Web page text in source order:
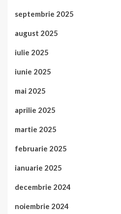
septembrie 2025
august 2025
iulie 2025
iunie 2025
mai 2025
aprilie 2025
martie 2025
februarie 2025
ianuarie 2025
decembrie 2024
noiembrie 2024